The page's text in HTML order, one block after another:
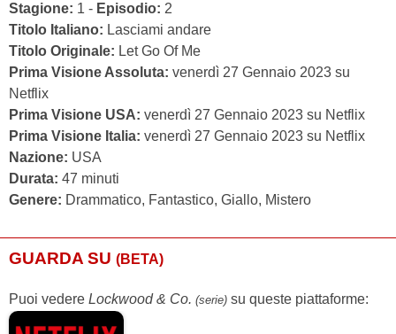
Stagione: 1 - Episodio: 2
Titolo Italiano: Lasciami andare
Titolo Originale: Let Go Of Me
Prima Visione Assoluta: venerdì 27 Gennaio 2023 su
Netflix
Prima Visione USA: venerdì 27 Gennaio 2023 su Netflix
Prima Visione Italia: venerdì 27 Gennaio 2023 su Netflix
Nazione: USA
Durata: 47 minuti
Genere: Drammatico, Fantastico, Giallo, Mistero
GUARDA SU (BETA)
Puoi vedere Lockwood & Co. (serie) su queste piattaforme: